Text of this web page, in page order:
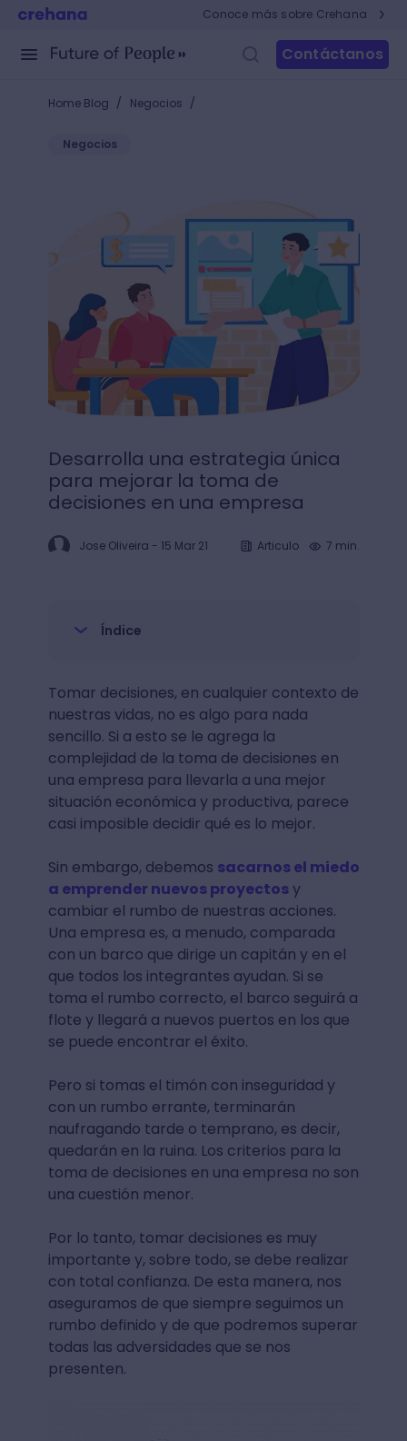
Conoce más sobre Crehana
Contáctanos
Home Blog / Negocios /
Negocios
Desarrolla una estrategia única
para mejorar la toma de
decisiones en una empresa
Jose Oliveira - 15 Mar 21 Articulo 7 min.
Índice
Tomar decisiones, en cualquier contexto de
nuestras vidas, no es algo para nada
sencillo. Si a esto se le agrega la
complejidad de la toma de decisiones en
una empresa para llevarla a una mejor
situación económica y productiva, parece
casi imposible decidir qué es lo mejor.
Sin embargo, debemos sacarnos el miedo
a emprender nuevos proyectosy
cambiar el rumbo de nuestras acciones.
Una empresa es, a menudo, comparada
con un barco que dirige un capitán y en el
que todos los integrantes ayudan. Si se
toma el rumbo correcto, el barco seguirá a
flote y llegará a nuevos puertos en los que
se puede encontrar el éxito.
Pero si tomas el timón con inseguridad y
con un rumbo errante, terminarán
naufragando tarde o temprano, es decir,
quedarán en la ruina. Los criterios para la
toma de decisiones en una empresa no son
una cuestión menor.
Por lo tanto, tomar decisiones es muy
importante y, sobre todo, se debe realizar
con total confianza. De esta manera, nos
aseguramos de que siempre seguimos un
rumbo definido y de que podremos superar
todas las adversidades que se nos
presenten.